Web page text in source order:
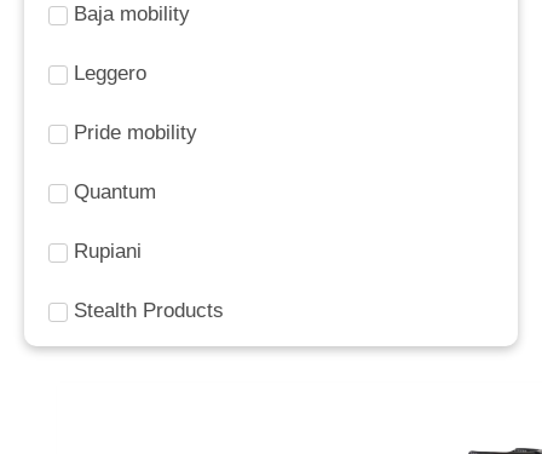
Baja mobility
Leggero
Pride mobility
Quantum
Rupiani
Stealth Products